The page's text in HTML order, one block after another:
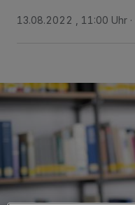
13.08.2022 , 11:00 Uhr